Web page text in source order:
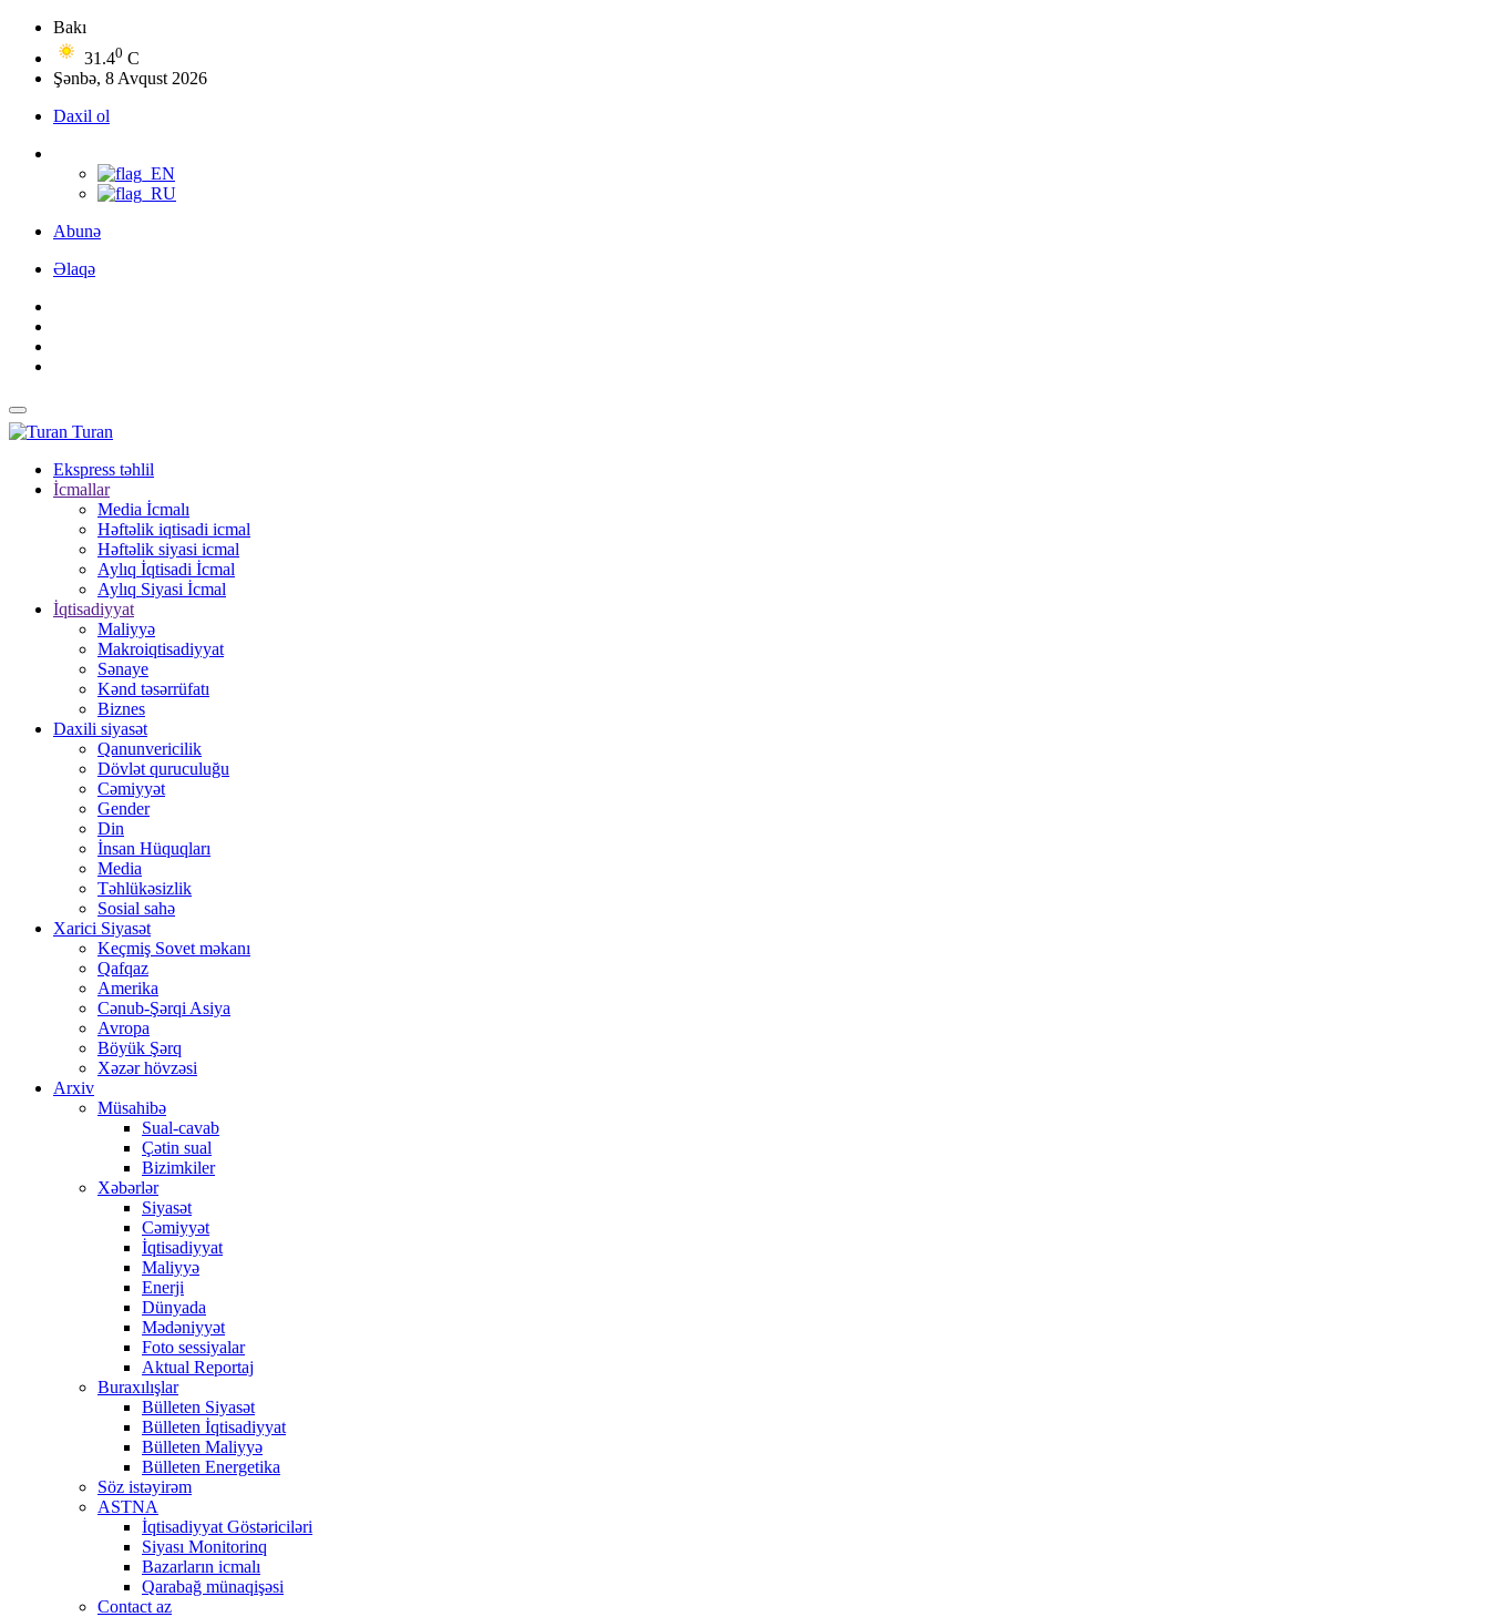
Bakı
31.40 C
Şənbə, 8 Avqust 2026
Daxil ol
Abunə
Əlaqə
Turan
Ekspress təhlil
İcmallar
Media İcmalı
Həftəlik iqtisadi icmal
Həftəlik siyasi icmal
Aylıq İqtisadi İcmal
Aylıq Siyasi İcmal
İqtisadiyyat
Maliyyə
Makroiqtisadiyyat
Sənaye
Kənd təsərrüfatı
Biznes
Daxili siyasət
Qanunvericilik
Dövlət quruculuğu
Cəmiyyət
Gender
Din
İnsan Hüquqları
Media
Təhlükəsizlik
Sosial sahə
Xarici Siyasət
Keçmiş Sovet məkanı
Qafqaz
Amerika
Cənub-Şərqi Asiya
Avropa
Böyük Şərq
Xəzər hövzəsi
Arxiv
Müsahibə
Sual-cavab
Çətin sual
Bizimkiler
Xəbərlər
Siyasət
Cəmiyyət
İqtisadiyyat
Maliyyə
Enerji
Dünyada
Mədəniyyət
Foto sessiyalar
Aktual Reportaj
Buraxılışlar
Bülleten Siyasət
Bülleten İqtisadiyyat
Bülleten Maliyyə
Bülleten Energetika
Söz istəyirəm
ASTNA
İqtisadiyyat Göstəriciləri
Siyası Monitorinq
Bazarların icmalı
Qarabağ münaqişəsi
Contact az